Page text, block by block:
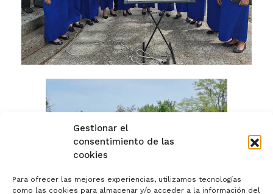
Gestionar el
consentimiento de las
cookies
Para ofrecer las mejores experiencias, utilizamos tecnologías
como las cookies para almacenar y/o acceder a la información del